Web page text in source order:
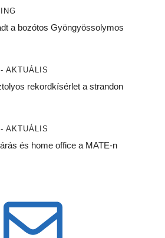
a bozótos Gyöngyössolymos
AKTUÁLIS
rekordkísérlet a strandon
AKTUÁLIS
és home office a MATE-n